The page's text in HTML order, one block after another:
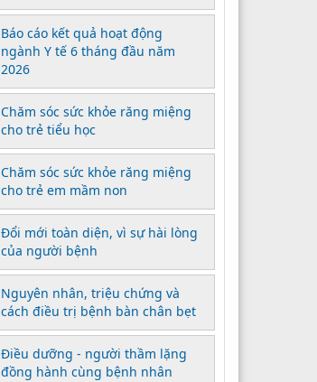
Báo cáo kết quả hoạt động
ngành Y tế 6 tháng đầu năm
2026
Chăm sóc sức khỏe răng miệng
cho trẻ tiểu học
Chăm sóc sức khỏe răng miệng
cho trẻ em mầm non
Đổi mới toàn diện, vì sự hài lòng
của người bệnh
Nguyên nhân, triệu chứng và
cách điều trị bệnh bàn chân bẹt
Điều dưỡng - người thầm lặng
đồng hành cùng bệnh nhân